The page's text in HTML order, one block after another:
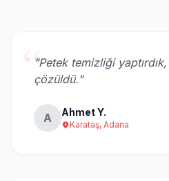
“"Petek temizliği yaptırdık,
çözüldü."
A Ahmet Y.
Karataş, Adana